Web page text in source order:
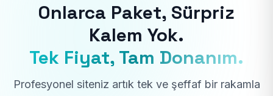
Onlarca Paket, Sürpriz
Kalem Yok.
Tek Fiyat, Tam Donanım.
Profesyonel siteniz artık tek ve şeffaf bir rakamla